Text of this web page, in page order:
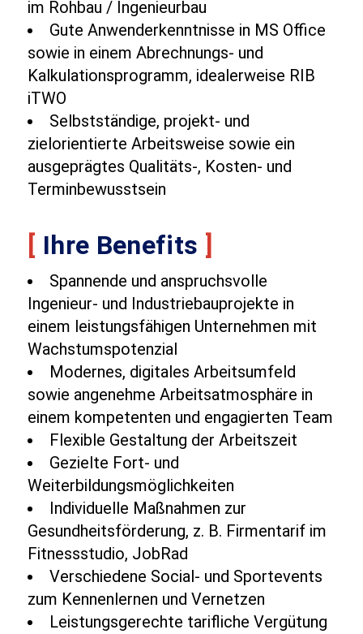
im Rohbau / Ingenieurbau
Gute Anwenderkenntnisse in MS Office
sowie in einem Abrechnungs- und
Kalkulationsprogramm, idealerweise RIB
iTWO
Selbstständige, projekt- und
zielorientierte Arbeitsweise sowie ein
ausgeprägtes Qualitäts-, Kosten- und
Terminbewusstsein
[ Ihre Benefits ]
Spannende und anspruchsvolle
Ingenieur- und Industriebauprojekte in
einem leistungsfähigen Unternehmen mit
Wachstumspotenzial
Modernes, digitales Arbeitsumfeld
sowie angenehme Arbeitsatmosphäre in
einem kompetenten und engagierten Team
Flexible Gestaltung der Arbeitszeit
Gezielte Fort- und
Weiterbildungsmöglichkeiten
Individuelle Maßnahmen zur
Gesundheitsförderung, z. B. Firmentarif im
Fitnessstudio, JobRad
Verschiedene Social- und Sportevents
zum Kennenlernen und Vernetzen
Leistungsgerechte tarifliche Vergütung